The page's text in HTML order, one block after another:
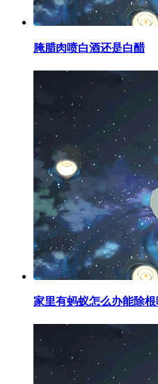
​腌腊肉喷白酒还是白醋
家里有蚂蚁怎么办能除根